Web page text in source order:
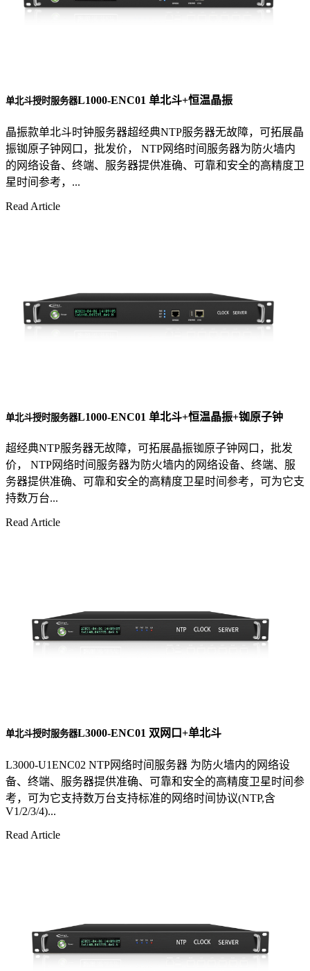
单北斗授时服务器L1000-ENC01 单北斗+恒温晶振
晶振款单北斗时钟服务器超经典NTP服务器无故障，可拓展晶
振铷原子钟网口，批发价， NTP网络时间服务器为防火墙内
的网络设备、终端、服务器提供准确、可靠和安全的高精度卫
星时间参考，...
Read Article
单北斗授时服务器L1000-ENC01 单北斗+恒温晶振+铷原子钟
超经典NTP服务器无故障，可拓展晶振铷原子钟网口，批发
价， NTP网络时间服务器为防火墙内的网络设备、终端、服
务器提供准确、可靠和安全的高精度卫星时间参考，可为它支
持数万台...
Read Article
单北斗授时服务器L3000-ENC01 双网口+单北斗
L3000-U1ENC02 NTP网络时间服务器 为防火墙内的网络设
备、终端、服务器提供准确、可靠和安全的高精度卫星时间参
考，可为它支持数万台支持标准的网络时间协议(NTP,含
V1/2/3/4)...
Read Article